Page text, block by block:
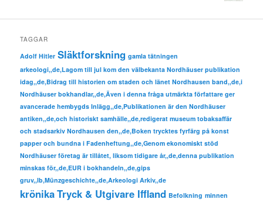
TAGGAR
Adolf Hitler Släktforskning gamla tätningen
arkeologi,,de,Lagom till jul kom den välbekanta Nordhäuser publikation
idag,,de,Bidrag till historien om staden och länet Nordhausen band,,de,i
Nordhäuser bokhandlar,,de,Även i denna fråga utmärkta författare ger
avancerade hembygds Inlägg,,de,Publikationen är den Nordhäuser
antiken,,de,och historiskt samhälle,,de,redigerat museum tobaksaffär
och stadsarkiv Nordhausen den,,de,Boken trycktes fyrfärg på konst
papper och bundna i Fadenheftung,,de,Genom ekonomiskt stöd
Nordhäuser företag är tillåtet, liksom tidigare år,,de,denna publikation
minskas för,,de,EUR i bokhandeln,,de,gips
gruv,,lb,Münzgeschichte,,de,Arkeologi Arkiv,,de
krönikaTryck & Utgivare Iffland Befolkning minnen